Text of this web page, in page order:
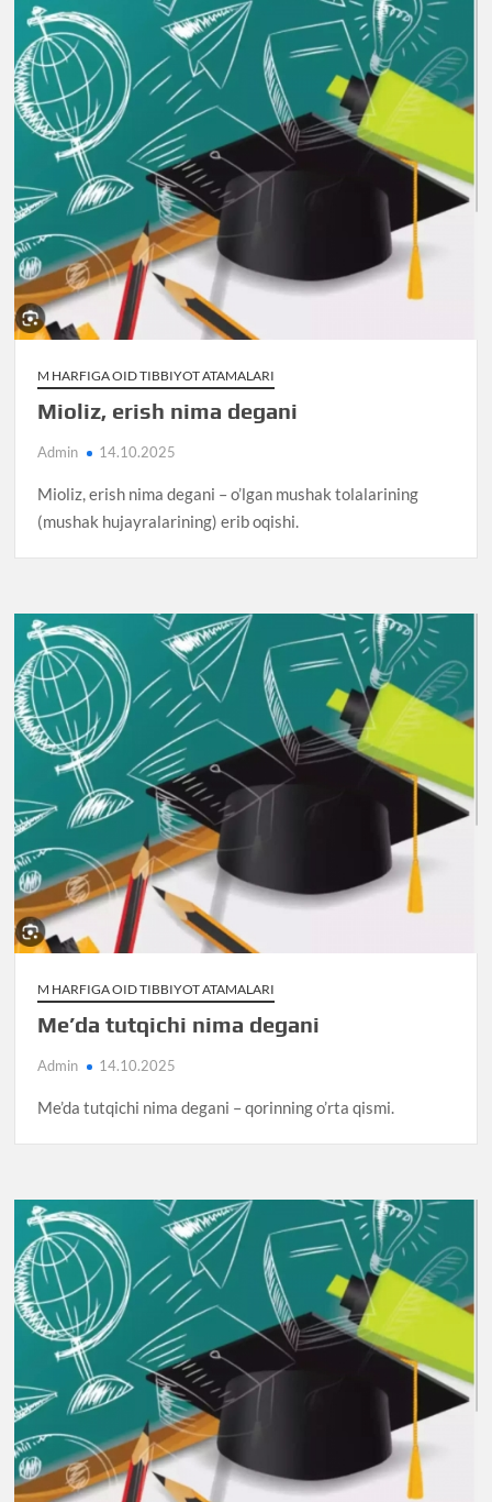
M HARFIGA OID TIBBIYOT ATAMALARI
Mioliz, erish nima degani
Admin 14.10.2025
Mioliz, erish nima degani – o’lgan mushak tolalarining
(mushak hujayralarining) erib oqishi.
M HARFIGA OID TIBBIYOT ATAMALARI
Me’da tutqichi nima degani
Admin 14.10.2025
Me’da tutqichi nima degani – qorinning o’rta qismi.